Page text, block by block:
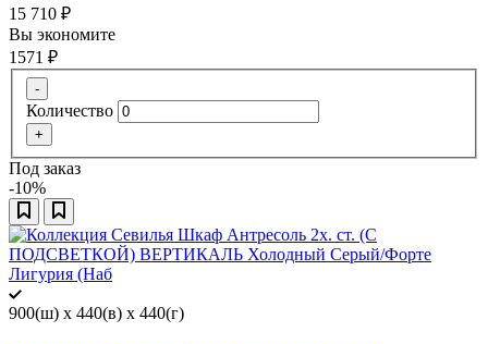
15 710 ₽
Вы экономите
1571 ₽
-
Количество
+
Под заказ
-10%
900(ш) x 440(в) x 440(г)